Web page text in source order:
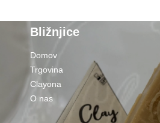
Bližnjice
Domov
Trgovina
Clayona
O nas